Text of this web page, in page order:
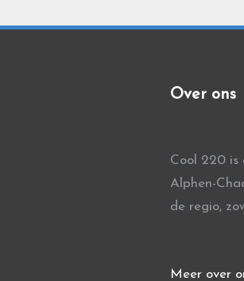
Over ons
Cool 220 is
Alphen-
de regio,
Meer over